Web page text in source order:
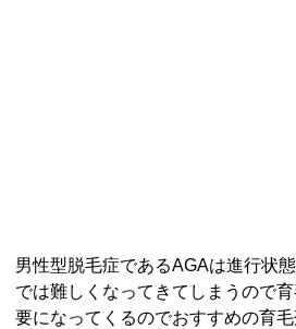
男性型脱毛症であるAGAは進行状
では難しくなってきてしまうので
要になってくるのでおすすめの育